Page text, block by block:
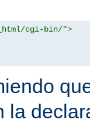
cgi-bin/">
la